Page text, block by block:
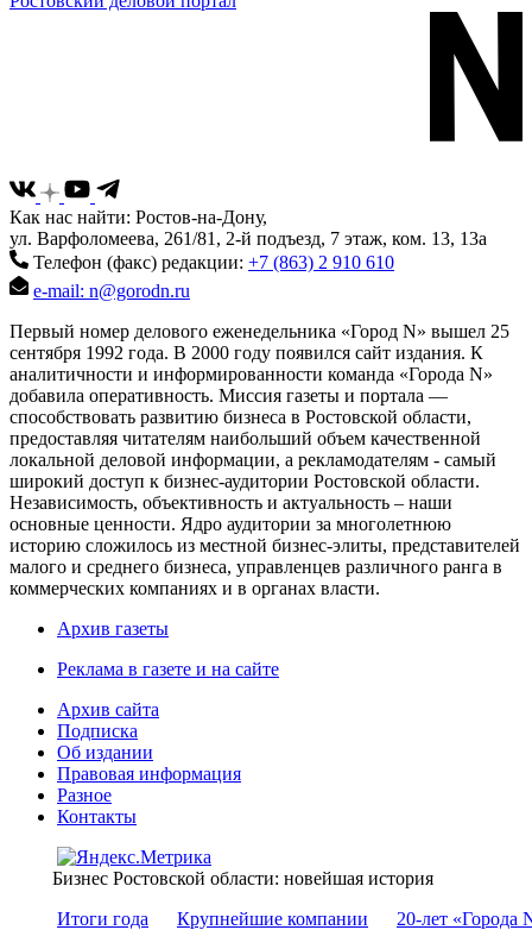
Как нас найти: Ростов-на-Дону,
ул. Варфоломеева, 261/81, 2-й подъезд, 7 этаж, ком. 13, 13а
Телефон (факс) редакции: +7 (863) 2 910 610
e-mail: n@gorodn.ru
Первый номер делового еженедельника «Город N» вышел 25
сентября 1992 года. В 2000 году появился сайт издания. К
аналитичности и информированности команда «Города N»
добавила оперативность. Миссия газеты и портала —
способствовать развитию бизнеса в Ростовской области,
предоставляя читателям наибольший объем качественной
локальной деловой информации, а рекламодателям - самый
широкий доступ к бизнес-аудитории Ростовской области.
Независимость, объективность и актуальность – наши
основные ценности. Ядро аудитории за многолетнюю
историю сложилось из местной бизнес-элиты, представителей
малого и среднего бизнеса, управленцев различного ранга в
коммерческих компаниях и в органах власти.
Архив газеты
Реклама в газете и на сайте
Архив сайта
Подписка
Об издании
Правовая информация
Разное
Контакты
Бизнес Ростовской области: новейшая история
Итоги года
Крупнейшие компании 20-лет «Города